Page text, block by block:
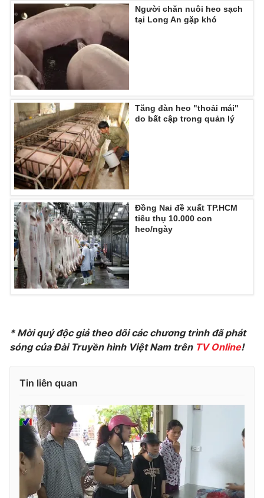
Nhân vật
Khán giả
Giải sao mai
Điện ảnh
Âm nhạc
Sao
Đời sống
Du lịch
Làm đẹp
Chất lượng cuộc sống
Giáo dục
Tuyển sinh
Học trực tuyến
Công nghệ
Hitech Công nghệ tương lai
Sản phẩm
Thị trường
Tư vấn
Giao lưu trực tuyến
Lịch phát sóng
Chuyên mục khác
Emagazine Podcast
Photo Infographic
Video Shorts video
VTV Sức khoẻ Bất động sản
Thị trường 24h
VTV4 Vươn mình bằng AI
VTV9 VTV8
Liên hệ tòa soạn English
Người chăn nuôi heo sạch
tại Long An gặp khó
Tăng đàn heo "thoải mái"
do bất cập trong quản lý
Đồng Nai đề xuất TP.HCM
tiêu thụ 10.000 con
heo/ngày
* Mời quý độc giả theo dõi các chương trình đã phát
sóng của Đài Truyền hình Việt Nam trên TV Online!
Tin liên quan